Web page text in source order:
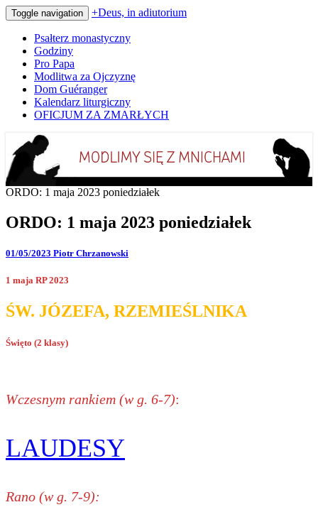
Toggle navigation +Deus, in adiutorium
Psałterz monastyczny
Godziny
Pro Papa
Modlitwa za Ojczyznę
Dom Guéranger
Kalendarz liturgiczny
OFICJUM ZA ZMARŁYCH
+Deus, in adiutorium
Codziennie modlimy się z mnichami
ORDO: 1 maja 2023 poniedziałek
ORDO: 1 maja 2023 poniedziałek
01/05/2023 Piotr Chrzanowski
1 maja RP 2023
ŚW. JÓZEFA, RZEMIEŚLNIKA
Święto (2 klasy)
Wczesnym rankiem (w g. 6-7):
LAUDESY
Rano (w g. 7-9):